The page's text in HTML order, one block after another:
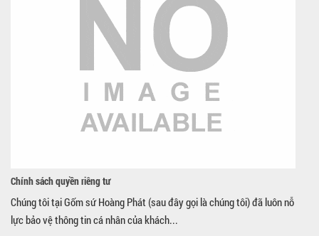
Chính sách quyền riêng tư
Chúng tôi tại Gốm sứ Hoàng Phát (sau đây gọi là chúng tôi) đã luôn nỗ
lực bảo vệ thông tin cá nhân của khách...